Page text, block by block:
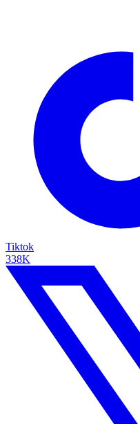
Tiktok
338K